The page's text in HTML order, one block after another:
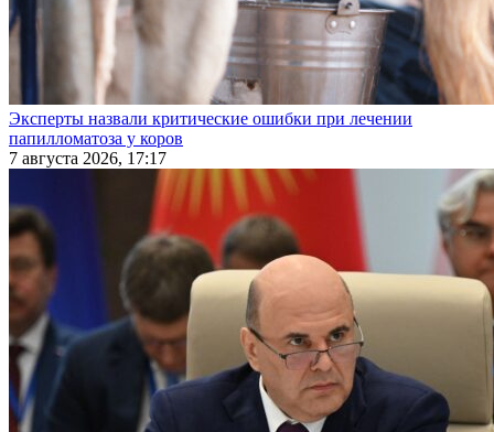
Эксперты назвали критические ошибки при лечении
папилломатоза у коров
7 августа 2026, 17:17